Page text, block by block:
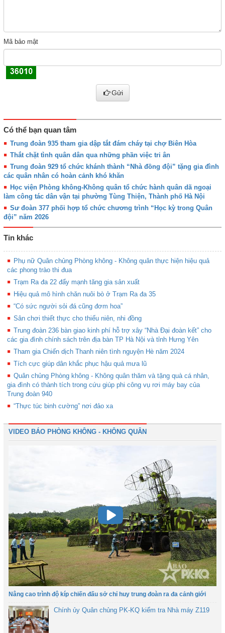
Mã bảo mật
Gửi
Có thể bạn quan tâm
Trung đoàn 935 tham gia dập tắt đám cháy tại chợ Biên Hòa
Thắt chặt tình quân dân qua những phần việc tri ân
Trung đoàn 929 tổ chức khánh thành “Nhà đồng đội” tặng gia đình
các quân nhân có hoàn cảnh khó khăn
Học viện Phòng không-Không quân tổ chức hành quân dã ngoại
làm công tác dân vận tại phường Tùng Thiện, Thành phố Hà Nội
Sư đoàn 377 phối hợp tổ chức chương trình “Học kỳ trong Quân
đội” năm 2026
Tin khác
Phụ nữ Quân chủng Phòng không - Không quân thực hiện hiệu quả
các phong trào thi đua
Trạm Ra đa 22 đẩy mạnh tăng gia sản xuất
Hiệu quả mô hình chăn nuôi bò ở Trạm Ra đa 35
“Có sức người sỏi đá cũng đơm hoa”
Sân chơi thiết thực cho thiếu niên, nhi đồng
Trung đoàn 236 bàn giao kinh phí hỗ trợ xây “Nhà Đại đoàn kết” cho
các gia đình chính sách trên địa bàn TP Hà Nội và tỉnh Hưng Yên
Tham gia Chiến dịch Thanh niên tình nguyện Hè năm 2024
Tích cực giúp dân khắc phục hậu quả mưa lũ
Quân chủng Phòng không - Không quân thăm và tặng quà cá nhân,
gia đình có thành tích trong cứu giúp phi công vụ rơi máy bay của
Trung đoàn 940
“Thực túc binh cường” nơi đảo xa
VIDEO BÁO PHÒNG KHÔNG - KHÔNG QUÂN
Nâng cao trình độ kíp chiến đấu sở chỉ huy trung đoàn ra đa cảnh giới
Chính ủy Quân chủng PK-KQ kiểm tra Nhà máy Z119